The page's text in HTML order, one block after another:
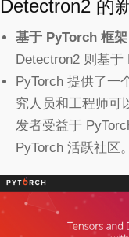
Detectron2 的
基于 PyTorch 框架
Detectron2 则基于
PyTorch 提供了一
究人员和工程师可
发者受益于
PyTorch 活跃社区。